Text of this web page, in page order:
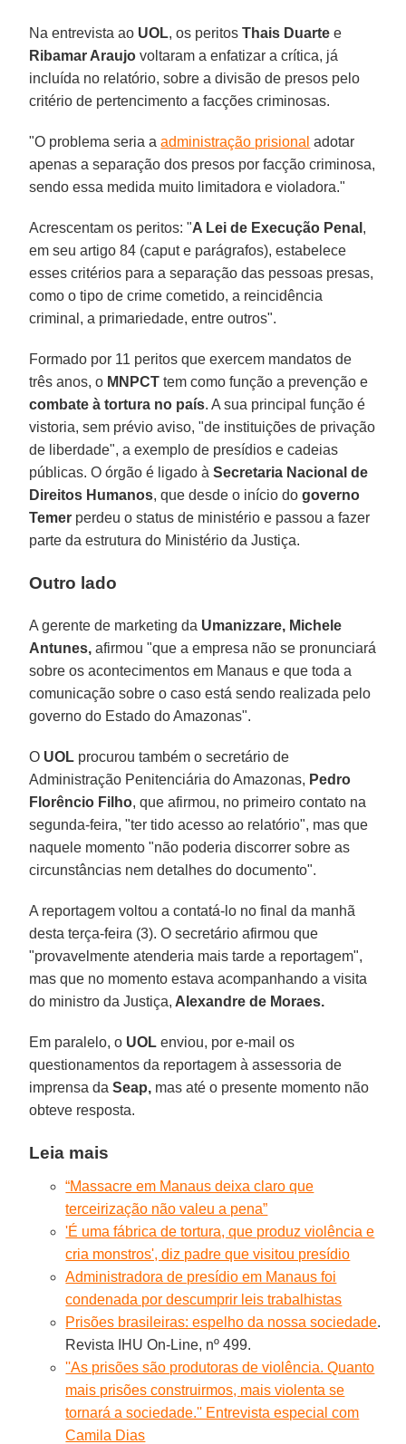
Na entrevista ao UOL, os peritosThais Duarte e
Ribamar Araujo voltaram a enfatizar a crítica, já
incluída no relatório, sobre a divisão de presos pelo
critério de pertencimento a facções criminosas.
"O problema seria aadministração prisional adotar
apenas a separação dos presos por facção criminosa,
sendo essa medida muito limitadora e violadora."
Acrescentam os peritos: "A Lei de Execução Penal ,
em seu artigo 84 (caput e parágrafos), estabelece
esses critérios para a separação das pessoas presas,
como o tipo de crime cometido, a reincidência
criminal, a primariedade, entre outros".
Formado por 11 peritos que exercem mandatos de
três anos, o MNPCT tem como função a prevenção e
combate à tortura no país. A sua principal função é
vistoria, sem prévio aviso, "de instituições de privação
de liberdade", a exemplo de presídios e cadeias
públicas. O órgão é ligado àSecretaria Nacional de
Direitos Humanos, que desde o início dogoverno
Temer perdeu o status de ministério e passou a fazer
parte da estrutura do Ministério da Justiça.
Outro lado
A gerente de marketing da Umanizzare, Michele
Antunes, afirmou "que a empresa não se pronunciará
sobre os acontecimentos em Manaus e que toda a
comunicação sobre o caso está sendo realizada pelo
governo do Estado do Amazonas".
O UOL procurou também o secretário de
Administração Penitenciária do Amazonas, Pedro
Florêncio Filho, que afirmou, no primeiro contato na
segunda-feira, "ter tido acesso ao relatório", mas que
naquele momento "não poderia discorrer sobre as
circunstâncias nem detalhes do documento".
A reportagem voltou a contatá-lo no final da manhã
desta terça-feira (3). O secretário afirmou que
"provavelmente atenderia mais tarde a reportagem",
mas que no momento estava acompanhando a visita
do ministro da Justiça, Alexandre de Moraes.
Em paralelo, o UOL enviou, por e-mail os
questionamentos da reportagem à assessoria de
imprensa daSeap, mas até o presente momento não
obteve resposta.
Leia mais
“Massacre em Manaus deixa claro que
terceirização não valeu a pena”
'É uma fábrica de tortura, que produz violência e
cria monstros', diz padre que visitou presídio
Administradora de presídio em Manaus foi
condenada por descumprir leis trabalhistas
Prisões brasileiras: espelho da nossa sociedade.
Revista IHU On-Line, nº 499.
''As prisões são produtoras de violência. Quanto
mais prisões construirmos, mais violenta se
tornará a sociedade.'' Entrevista especial com
Camila Dias